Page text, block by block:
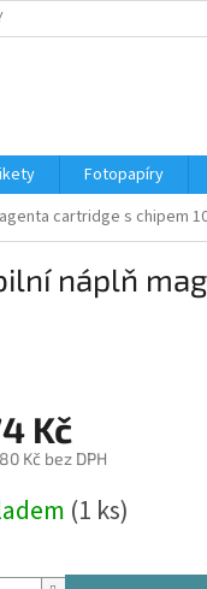
Fotopapíry
cartridge s chipem
náplň
Kč
Kč bez DPH
(1 ks)